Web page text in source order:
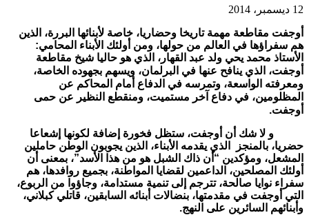
12 ديسمبر، 2014
أوجفت مقاطعة مهمة تاريخا وحضاريا، خاصة لأبنائها البررة، الذين
هم سفراؤها في العالم من حولها، ومن أولئك الأبناء المحامي:
الأستاذ محمد يحي ولد عبد القهار، الذي هو حاليا شيخ مقاطعة
أوجفت، الذي ينافح عنها في البرلمان، ويسهم بجهوده الخاصة،
ومعرفته الواسعة، وتمرسه في الدفاع أمام المحاكم عن
المظلومين، في دفاع آخر مستميت، ومنقطع النظير عن حمى
أوجفت.
ولا شك أن أوجفت، ستظل فخورة إضافة لكونها إشعاعا
حضريا، بالمنجز الذي يقدمه الأبناء، الذين يجوبون الوطن حاملين
المشعل، ومؤكدين “أن ذاك الشبل هو من هذا الأسد”، بمعنى أن
أولئك المصلحين، الداعمين لقضايا المواطنة، بجميع روافدها، هم
سفراء نوايا صالحة، تترجم إلى تنمية مستدامة، وجاؤوا من الربوع،
التي أوجفت في مقدمتها، بنضالات أبنائه السابقين، قاتلي كبلاني،
وأبنائهم السائرين على النهج.